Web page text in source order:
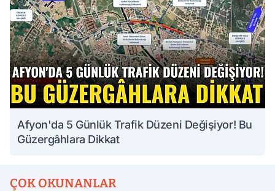
Afyon'da 5 Günlük Trafik Düzeni Değişiyor! Bu
Güzergâhlara Dikkat
ÇOK OKUNANLAR